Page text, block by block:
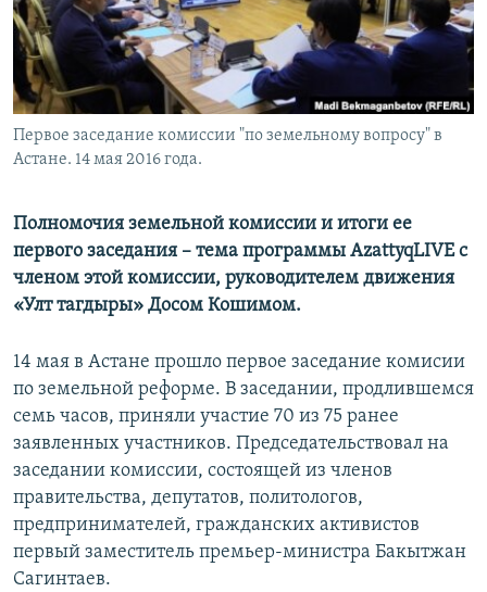
Первое заседание комиссии "по земельному вопросу" в
Астане. 14 мая 2016 года.
Полномочия земельной комиссии и итоги ее
первого заседания – тема программы AzattyqLIVE с
членом этой комиссии, руководителем движения
«Улт тагдыры» Досом Кошимом.
14 мая в Астане прошло первое заседание комисии
по земельной реформе. В заседании, продлившемся
семь часов, приняли участие 70 из 75 ранее
заявленных участников. Председательствовал на
заседании комиссии, состоящей из членов
правительства, депутатов, политологов,
предпринимателей, гражданских активистов
первый заместитель премьер-министра Бакытжан
Сагинтаев.